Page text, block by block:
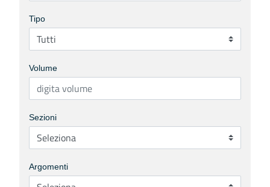
Tipo
Volume
Sezioni
Argomenti